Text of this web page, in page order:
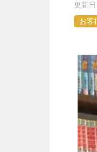
更新日
お客